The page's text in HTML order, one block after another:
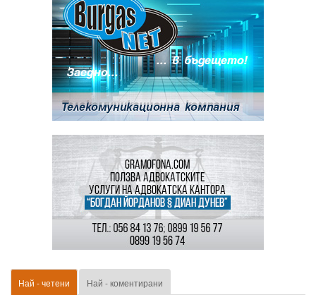
Най - четени Най - коментирани